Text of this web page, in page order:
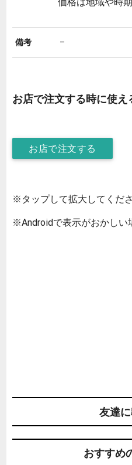
備考 –
お店で注文する時に使え
お店で注文する
※タップして拡大してくだ
※Androidで表示がおかし
友達
おすすめ